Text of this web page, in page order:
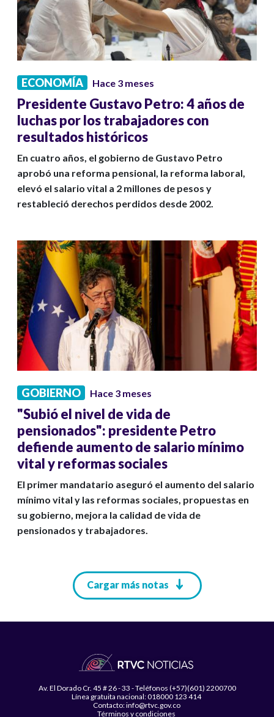
ECONOMÍA Hace 3 meses
Presidente Gustavo Petro: 4 años de
luchas por los trabajadores con
resultados históricos
En cuatro años, el gobierno de Gustavo Petro
aprobó una reforma pensional, la reforma laboral,
elevó el salario vital a 2 millones de pesos y
restableció derechos perdidos desde 2002.
GOBIERNO Hace 3 meses
"Subió el nivel de vida de
pensionados": presidente Petro
defiende aumento de salario mínimo
vital y reformas sociales
El primer mandatario aseguró el aumento del salario
mínimo vital y las reformas sociales, propuestas en
su gobierno, mejora la calidad de vida de
pensionados y trabajadores.
Cargar más notas
Av. El Dorado Cr. 45 # 26 - 33 - Teléfonos (+57)(601) 2200700
Línea gratuita nacional: 018000 123 414
Contacto: info@rtvc.gov.co
Términos y condiciones